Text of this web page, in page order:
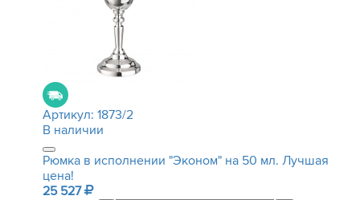
Артикул: 1873/2
В наличии
Рюмка в исполнении "Эконом" на 50 мл. Лучшая
цена!
25 527